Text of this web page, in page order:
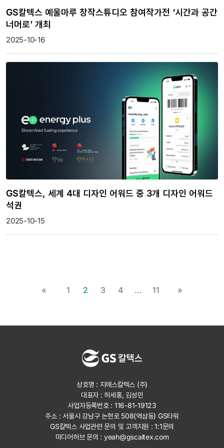
GS칼텍스 예울마루 창작스튜디오 참여작가전 ‘시간과 공간
너머로’ 개최
2025-10-16
GS칼텍스, 세계 4대 디자인 어워드 중 3개 디자인 어워드
석권
2025-10-15
« 1 2 3 4 … 11 »
상호명 : 지에스칼텍스 (주)
대표자 : 허세홍, 김성민
사업자등록번호 : 116-81-19123
주소 : 서울시 강남구 논현로 508(역삼동) GS타워
GS칼텍스 사업관련 문의 및 고객지원 :1:1문의
미디어허브 문의 : yeah@gscaltex.com